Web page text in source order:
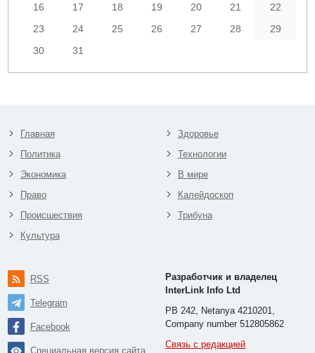
16
17 18 19 20 21
22
23
24 25 26 27 28
29
30
31
Главная
Политика
Экономика
Право
Происшествия
Культура
Здоровье
Технологии
В мире
Калейдоскоп
Трибуна
RSS
Telegram
Facebook
Специальная версия сайта
Разработчик и владелец
InterLink Info Ltd
PB 242, Netanya 4210201,
Company number 512805862
Связь с редакцией